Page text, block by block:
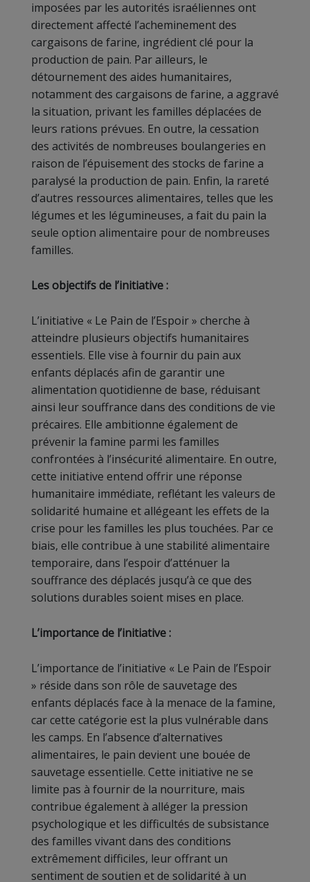
imposées par les autorités israéliennes ont
directement affecté l’acheminement des
cargaisons de farine, ingrédient clé pour la
production de pain. Par ailleurs, le
détournement des aides humanitaires,
notamment des cargaisons de farine, a aggravé
la situation, privant les familles déplacées de
leurs rations prévues. En outre, la cessation
des activités de nombreuses boulangeries en
raison de l’épuisement des stocks de farine a
paralysé la production de pain. Enfin, la rareté
d’autres ressources alimentaires, telles que les
légumes et les légumineuses, a fait du pain la
seule option alimentaire pour de nombreuses
familles.
Les objectifs de l’initiative :
L’initiative « Le Pain de l’Espoir » cherche à
atteindre plusieurs objectifs humanitaires
essentiels. Elle vise à fournir du pain aux
enfants déplacés afin de garantir une
alimentation quotidienne de base, réduisant
ainsi leur souffrance dans des conditions de vie
précaires. Elle ambitionne également de
prévenir la famine parmi les familles
confrontées à l’insécurité alimentaire. En outre,
cette initiative entend offrir une réponse
humanitaire immédiate, reflétant les valeurs de
solidarité humaine et allégeant les effets de la
crise pour les familles les plus touchées. Par ce
biais, elle contribue à une stabilité alimentaire
temporaire, dans l’espoir d’atténuer la
souffrance des déplacés jusqu’à ce que des
solutions durables soient mises en place.
L’importance de l’initiative :
L’importance de l’initiative « Le Pain de l’Espoir
» réside dans son rôle de sauvetage des
enfants déplacés face à la menace de la famine,
car cette catégorie est la plus vulnérable dans
les camps. En l’absence d’alternatives
alimentaires, le pain devient une bouée de
sauvetage essentielle. Cette initiative ne se
limite pas à fournir de la nourriture, mais
contribue également à alléger la pression
psychologique et les difficultés de subsistance
des familles vivant dans des conditions
extrêmement difficiles, leur offrant un
sentiment de soutien et de solidarité à un